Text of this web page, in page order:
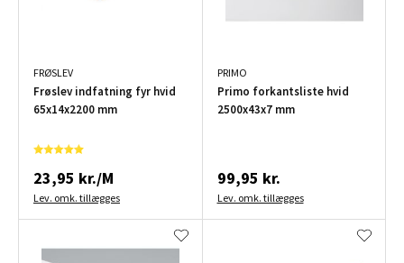
FRØSLEV
Frøslev indfatning fyr hvid
65x14x2200 mm
23,95 kr./M
Lev. omk. tillægges
PRIMO
Primo forkantsliste hvid
2500x43x7 mm
99,95 kr.
Lev. omk. tillægges